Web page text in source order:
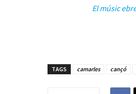
El músic
TAGS camarles cançó